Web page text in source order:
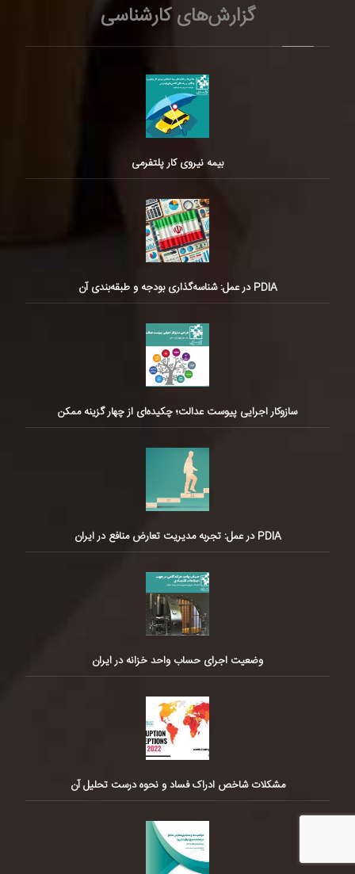
گزارش‌های کارشناسی
بیمه نیروی کار پلتفرمی
PDIA در عمل: شناسه‌گذاری بودجه و طبقه‌بندی آن
سازوکار اجرایی پیوست عدالت؛ چکیده‌ای از چهار گزینه ممکن
PDIA در عمل: تجربه مدیریت تعارض منافع در ایران
وضعیت اجرای حساب واحد خزانه در ایران
مشکلات شاخص ادراک فساد و نحوه درست تحلیل آن